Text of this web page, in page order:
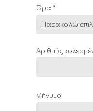
Ώρα *
Παρακαλώ
Αριθμός
Μήνυμα